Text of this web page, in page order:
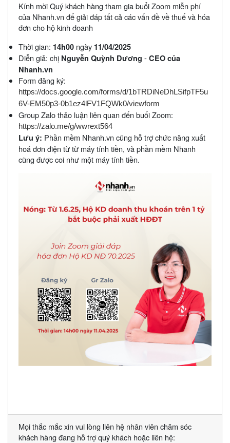
Kính mời Quý khách hàng tham gia buổi Zoom miễn phí
của Nhanh.vn để giải đáp tất cả các vấn đề về thuế và hóa
đơn cho hộ kinh doanh
Thời gian: 14h00 ngày 11/04/2025
Diễn giả: chị Nguyễn Quỳnh Dương - CEO của
Nhanh.vn
Form đăng ký:
https://docs.google.com/forms/d/1bTRDiNeDhLSifpTF5u
6V-EM50p3-0b1ez4lFV1FQWk0/viewform
Group Zalo thảo luận liên quan đến buổi Zoom:
https://zalo.me/g/wwrext564
Lưu ý: Phần mềm Nhanh.vn cũng hỗ trợ chức năng xuất
hoá đơn điện từ từ máy tính tiền, và phần mềm Nhanh
cũng được coi như một máy tính tiền.
Mọi thắc mắc xin vui lòng liên hệ nhân viên chăm sóc
khách hàng đang hỗ trợ quý khách hoặc liên hệ: